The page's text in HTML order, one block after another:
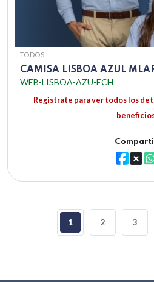
TODOS
CAMISA LISBOA AZUL
WEB-LISBOA-AZU-ECH
Registrate para ver todos los
1 2 3